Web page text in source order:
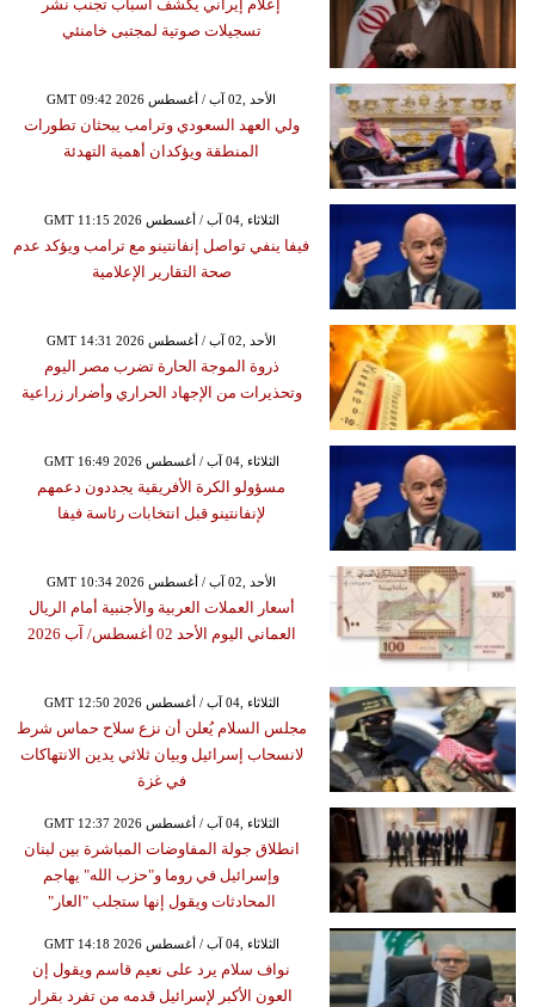
إعلام إيراني يكشف أسباب تجنب نشر
تسجيلات صوتية لمجتبى خامنئي
GMT 09:42 2026 الأحد ,02 آب / أغسطس
ولي العهد السعودي وترامب يبحثان تطورات
المنطقة ويؤكدان أهمية التهدئة
GMT 11:15 2026 الثلاثاء ,04 آب / أغسطس
فيفا ينفي تواصل إنفانتينو مع ترامب ويؤكد عدم
صحة التقارير الإعلامية
GMT 14:31 2026 الأحد ,02 آب / أغسطس
ذروة الموجة الحارة تضرب مصر اليوم
وتحذيرات من الإجهاد الحراري وأضرار زراعية
GMT 16:49 2026 الثلاثاء ,04 آب / أغسطس
مسؤولو الكرة الأفريقية يجددون دعمهم
لإنفانتينو قبل انتخابات رئاسة فيفا
GMT 10:34 2026 الأحد ,02 آب / أغسطس
أسعار العملات العربية والأجنبية أمام الريال
العماني اليوم الأحد 02 أغسطس/ آب 2026
GMT 12:50 2026 الثلاثاء ,04 آب / أغسطس
مجلس السلام يُعلن أن نزع سلاح حماس شرط
لانسحاب إسرائيل وبيان ثلاثي يدين الانتهاكات
في غزة
GMT 12:37 2026 الثلاثاء ,04 آب / أغسطس
انطلاق جولة المفاوضات المباشرة بين لبنان
وإسرائيل في روما و"حزب الله" يهاجم
المحادثات ويقول إنها ستجلب "العار"
GMT 14:18 2026 الثلاثاء ,04 آب / أغسطس
نواف سلام يرد على نعيم قاسم ويقول إن
العون الأكبر لإسرائيل قدمه من تفرد بقرار